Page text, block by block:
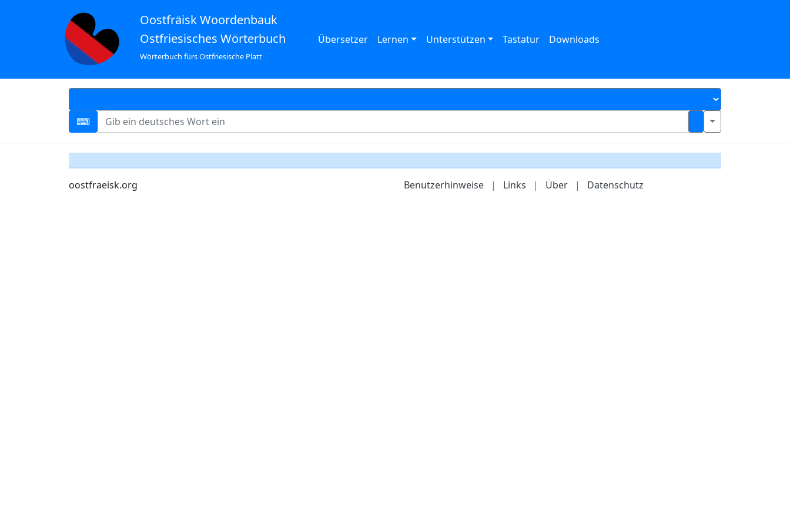
Oostfräisk Woordenbauk
Ostfriesisches Wörterbuch
Wörterbuch fürs Ostfriesische Platt
Übersetzer Lernen Unterstützen Tastatur Downloads
oostfraeisk.org Benutzerhinweise | Links | Über | Datenschutz